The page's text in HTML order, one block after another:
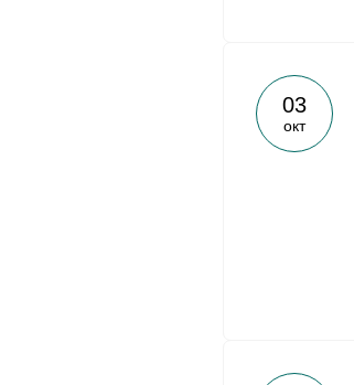
03
окт